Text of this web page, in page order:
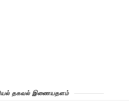
தகவல் இணையதளம்